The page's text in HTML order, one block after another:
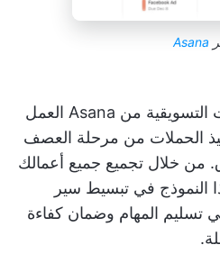
Asana
يدعم نموذج إدارة الحملات التسويقية من Asana العمل
الحملات من مرحلة العصف
من خلال تجميع جميع أعمالك
النموذج في تبسيط سير
تسليم المهام وضمان كفاءة